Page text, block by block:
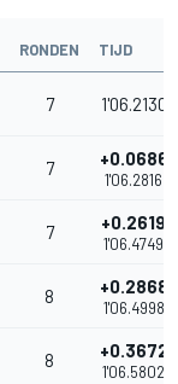
RONDEN TIJD
7 1'06.2130
7 +0.0686
1'06.2816
7 +0.2619
1'06.4749
8 +0.2868
1'06.4998
8 +0.3672
1'06.5802